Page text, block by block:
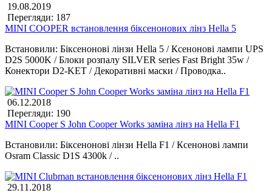
19.08.2019
Перегляди: 187
MINI COOPER встановлення біксенонових лінз Hella 5
Встановили: Біксенонові лінзи Hella 5 / Ксенонові лампи UPS
D2S 5000K / Блоки розпалу SILVER series Fast Bright 35w /
Конектори D2-KET / Декоративні маски / Проводка..
06.12.2018
Перегляди: 190
MINI Cooper S John Cooper Works заміна лінз на Hella F1
Встановили: Біксенонові лінзи Hella F1 / Ксенонові лампи
Osram Classic D1S 4300k / ..
29.11.2018